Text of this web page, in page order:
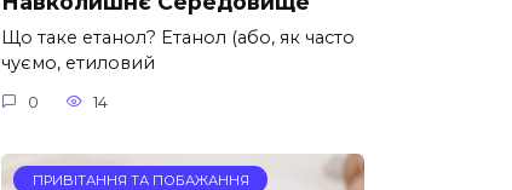
Що таке етанол? Етанол (або, як часто
чуємо, етиловий
0 14
ПРИВІТАННЯ ТА ПОБАЖАННЯ